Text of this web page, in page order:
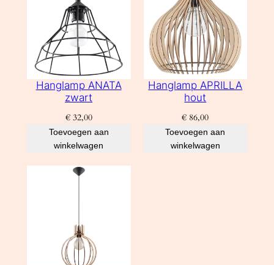
Hanglamp ANATA
zwart
€32,00
Toevoegen aan
winkelwagen
Hanglamp APRILLA
hout
€ 86,00
Toevoegen aan
winkelwagen